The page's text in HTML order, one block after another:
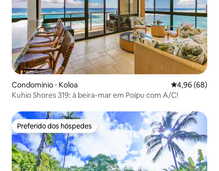
Condomínio ⋅ Koloa 4,96 de uma
4,96 (68)
Kuhio Shores 319: à beira-mar em Poipu com A/C!
Preferido dos hóspedes
Preferido dos hóspedes